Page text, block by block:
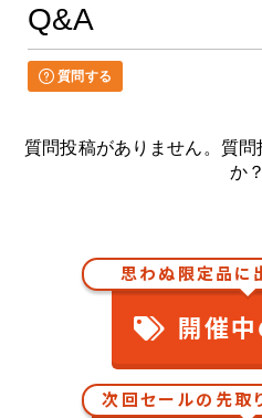
Q&A
質問する
質問投稿がありません。質
か？
思わぬ限定品に
開催
次回セールの先取